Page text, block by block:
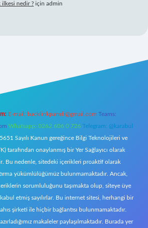
ilkesi nedir ? için admin
E-mail: backlinkpaneli@gmail.com Teams:
Whatsapp: 0262 606 0 726 Telegram: @karabul
Sayılı Kanun gereğince Bilgi Teknolojileri ve
tarafından onaylanmış bir Yer Sağlayıcı olarak
Bu nedenle, sitedeki içerikleri proaktif olarak
yükümlülüğümüz bulunmamaktadır. Ancak,
sorumluluğunu taşımakta olup, siteye üye
etmiş sayılırlar. Bu internet sitesi, herhangi bir
şirketi ile hiçbir bağlantısı bulunmamaktadır.
makaleler paylaşılmaktadır. Burada yer